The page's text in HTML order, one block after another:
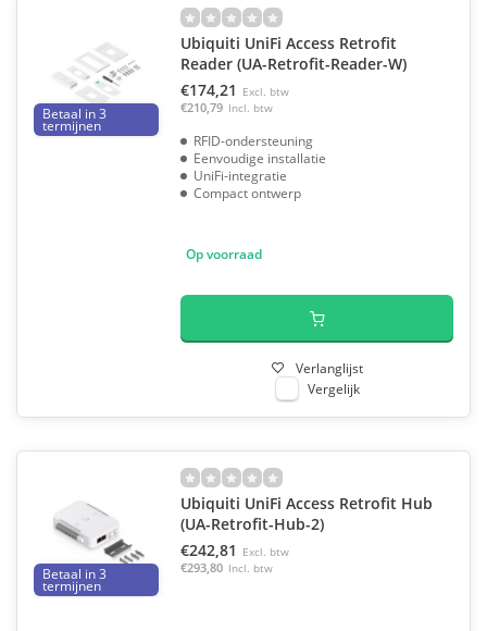
Betaal in 3
termijnen
Ubiquiti UniFi Access Retrofit
Reader (UA-Retrofit-Reader-W)
€174,21 Excl. btw
€210,79 Incl. btw
RFID-ondersteuning
Eenvoudige installatie
UniFi-integratie
Compact ontwerp
Op voorraad
Verlanglijst
Vergelijk
Betaal in 3
termijnen
Ubiquiti UniFi Access Retrofit Hub
(UA-Retrofit-Hub-2)
€242,81 Excl. btw
€293,80 Incl. btw